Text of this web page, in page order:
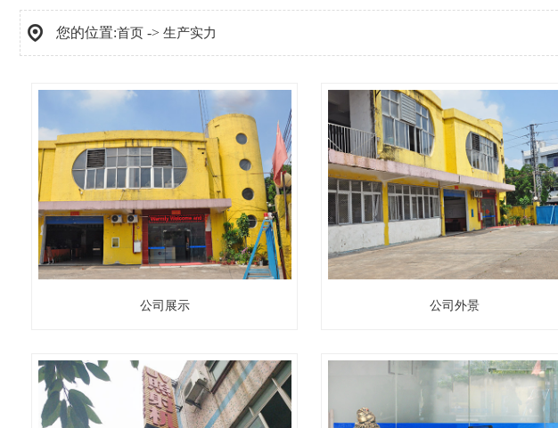
您的位置:首页 -> 生产实力
公司展示 公司外景